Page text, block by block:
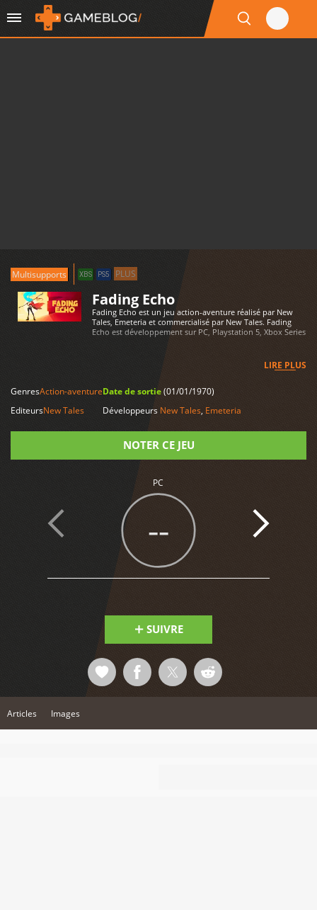
Multisupports XBS PS5 PLUS
Fading Echo
Fading Echo est un jeu action-aventure réalisé par New
Tales, Emeteria et commercialisé par New Tales. Fading
Echo est développement sur PC, Playstation 5, Xbox Series
LIRE PLUS
GenresAction-aventure
EditeursNew Tales
Date de sortie(01/01/1970)
Développeurs New Tales, Emeteria
NOTER CE JEU
PC
--
SUIVRE
Articles Images